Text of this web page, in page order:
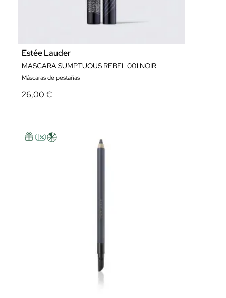
Estée Lauder
MASCARA SUMPTUOUS REBEL 001 NOIR
Máscaras de pestañas
26,00 €